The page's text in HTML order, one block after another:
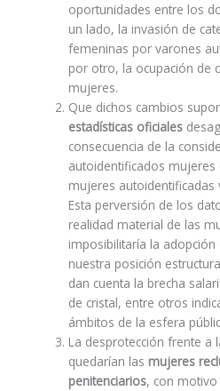
oportunidades entre los
un lado, la invasión de
femeninas por varones
por otro, la ocupación de
mujeres.
Que dichos cambios
estadísticas oficiales
consecuencia de la
autoidentificados
mujeres
Esta perversión de los
realidad material de las
imposibilitaría la
nuestra posición
dan cuenta la brecha
de cristal, entre otros
ámbitos de la esfera
La desprotección frente a
quedarían las mujeres
penitenciarios, con